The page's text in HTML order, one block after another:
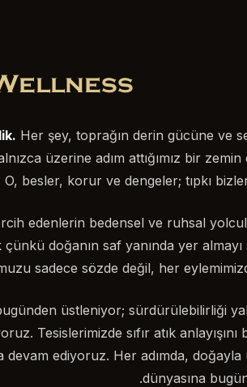
Her şey, toprağın derin gücüne ve
üzerine adım attığımız bir
O, besler, korur ve dengeler; tıpkı
edenlerin bedensel ve ruhsal
doğanın saf yanında yer
sadece sözde değil, her
üstleniyor; sürdürülebilirliği
Tesislerimizde sıfır atık anlayışını
ediyoruz. Her adımda, doğayla
dünyasına